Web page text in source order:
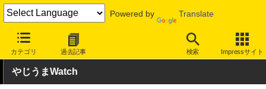
Powered by Translate
カテゴリ 過去記事 検索 Impressサイト
INTERNET Watch サービス/ソフト サービス
やじうまWatch